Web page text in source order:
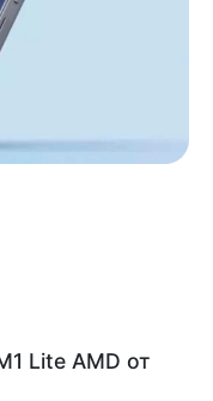
Lite AMD от